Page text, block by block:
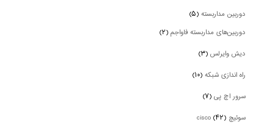
دوربین‌ مداربسته(۵)
دوربین‌های مداربسته فاواجم(۲)
دیش وایرلس(۳)
راه اندازی شبکه(۱۰)
سرور اچ پی(۷)
سوئیچ cisco (۴۲)